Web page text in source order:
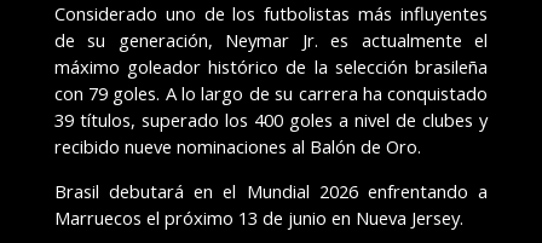
Considerado uno de los futbolistas más influyentes
de su generación, Neymar Jr. es actualmente el
máximo goleador histórico de la selección brasileña
con 79 goles. A lo largo de su carrera ha conquistado
39 títulos, superado los 400 goles a nivel de clubes y
recibido nueve nominaciones al Balón de Oro.
Brasil debutará en el Mundial 2026 enfrentando a
Marruecos el próximo 13 de junio en Nueva Jersey.